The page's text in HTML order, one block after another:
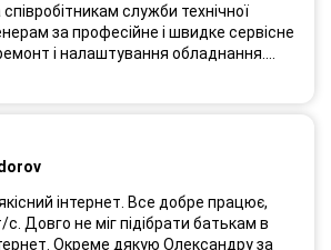
служби технічної
професійне і швидке сервісне
і налаштування обладнання.
покупки я не шкодую про прийняте
обладнання в компанії 3G star
інтернет. Все добре працює,
Довго не міг підібрати батькам в
Окреме дякую Олександру за